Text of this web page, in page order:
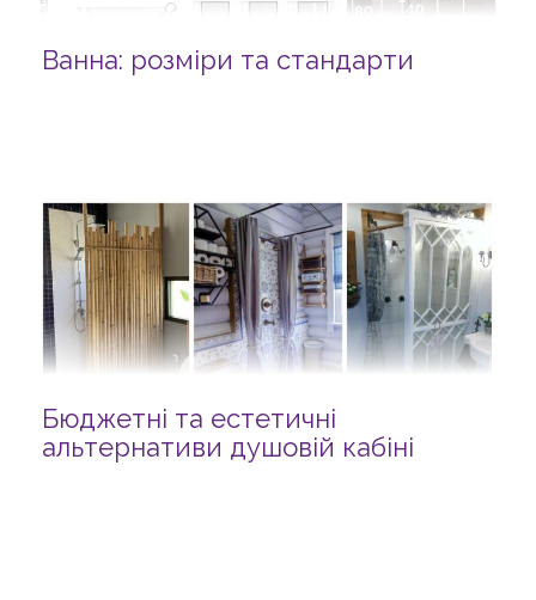
Ванна: розміри та стандарти
Бюджетні та естетичні
альтернативи душовій кабіні